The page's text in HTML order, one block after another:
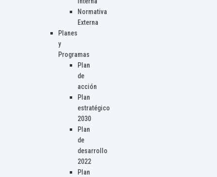
Normativa
Externa
Planes
y
Programas
Plan
de
acción
Plan
estratégico
2030
Plan
de
desarrollo
2022
Plan